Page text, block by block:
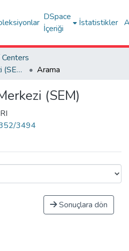
DSpace
İçeriği
İstatistikler
Sürekli Eğitim Merkezi (SEM)
Arama
(SEM)
3494
Sonuçlara dön